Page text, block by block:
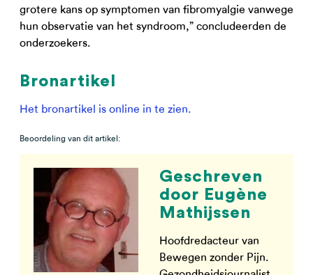
grotere kans op symptomen van fibromyalgie vanwege
hun observatie van het syndroom,” concludeerden de
onderzoekers.
Bronartikel
Het bronartikel is online in te zien.
Beoordeling van dit artikel:
Geschreven
door Eugène
Mathijssen
Hoofdredacteur van
Bewegen zonder Pijn.